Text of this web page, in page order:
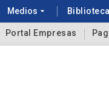
Medios arrow_drop_down Biblioteca
Portal Empresas